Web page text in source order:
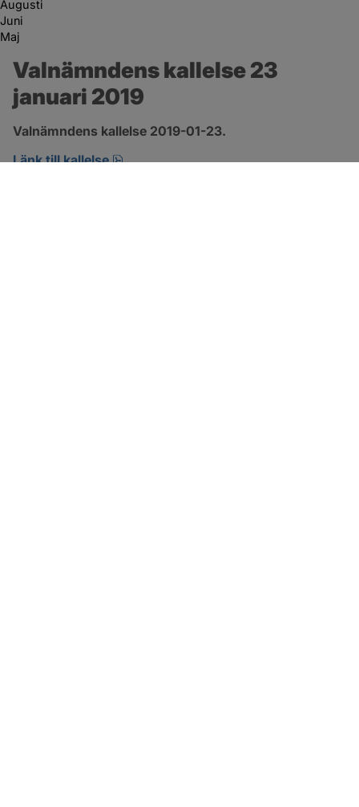
Augusti
Juni
Maj
Valnämndens kallelse 23
januari 2019
Valnämndens kallelse 2019-01-23.
Länk till kallelse
pdf.